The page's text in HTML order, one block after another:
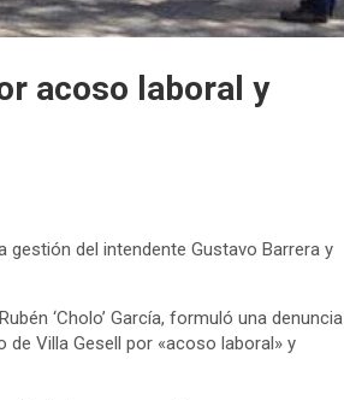
acoso laboral y
gestión del intendente Gustavo Barrera y
‘Cholo’ García, formuló una denuncia
Villa Gesell por «acoso laboral» y